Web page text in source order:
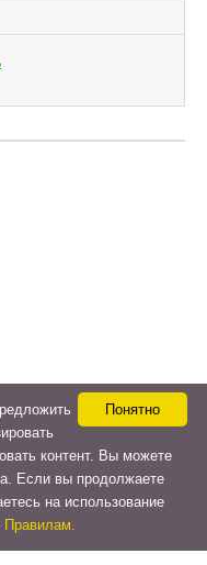
Понятно
контент. Вы можете
Если вы продолжаете
на использование
Правилам.